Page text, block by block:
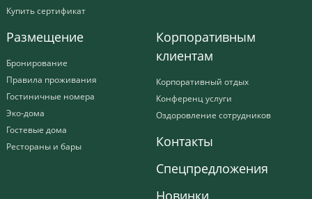
Купить сертификат
Размещение
Бронирование
Правила проживания
Гостиничные номера
Эко-дома
Гостевые дома
Рестораны и бары
Корпоративным
клиентам
Корпоративный отдых
Конференц услуги
Оздоровление сотрудников
Контакты
Спецпредложения
Новинки